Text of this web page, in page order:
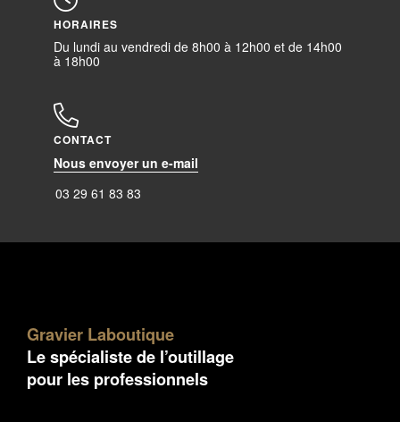
HORAIRES
Du lundi au vendredi de 8h00 à 12h00 et de 14h00
à 18h00
CONTACT
Nous envoyer un e-mail
03 29 61 83 83
Gravier Laboutique
Le spécialiste de l’outillage
pour les professionnels